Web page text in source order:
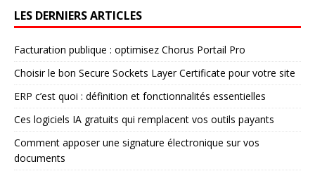
LES DERNIERS ARTICLES
Facturation publique : optimisez Chorus Portail Pro
Choisir le bon Secure Sockets Layer Certificate pour votre site
ERP c’est quoi : définition et fonctionnalités essentielles
Ces logiciels IA gratuits qui remplacent vos outils payants
Comment apposer une signature électronique sur vos
documents